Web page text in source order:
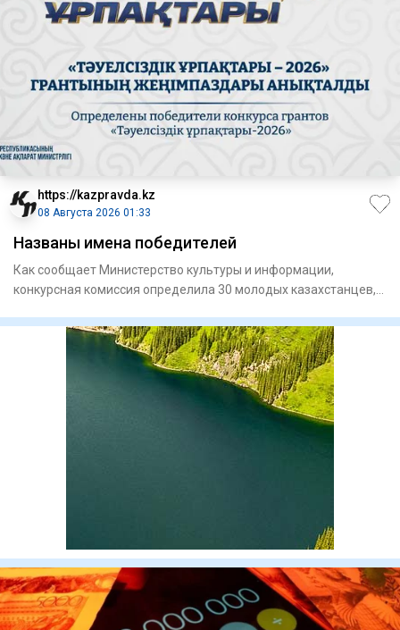
https://kazpravda.kz
08 Августа 2026 01:33
Названы имена победителей
Как сообщает Министерство культуры и информации,
конкурсная комиссия определила 30 молодых казахстанцев,